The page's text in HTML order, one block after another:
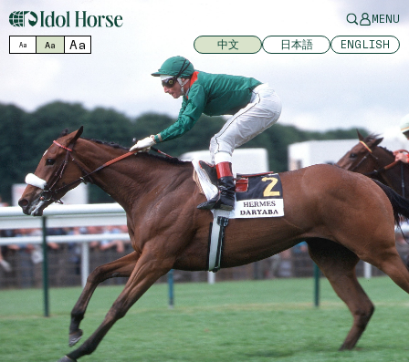
MENU
Aa Aa Aa 中文 日本語 ENGLISH